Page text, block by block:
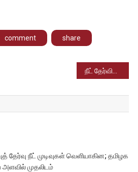
comment share
தேர்வு நீட் முடிவுகள் வெளியாகின; தமிழக
முதலிடம்